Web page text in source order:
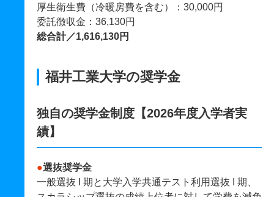
厚生衛生費（冷暖房費を含む）：30,000円
委託徴収金：36,130円
総合計／1,616,130円
福井工業大学の奨学金
独自の奨学金制度【2026年度入学者実
績】
●選抜奨学金
一般選抜 I 期と大学入学共通テスト利用選抜 I 期、